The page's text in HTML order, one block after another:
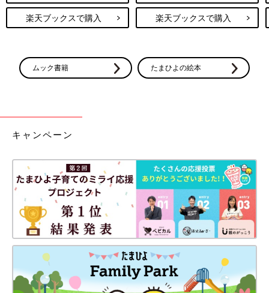
楽天ブックスで購入 楽天ブックスで購入
ムック書籍 たまひよの絵本
キャンペーン